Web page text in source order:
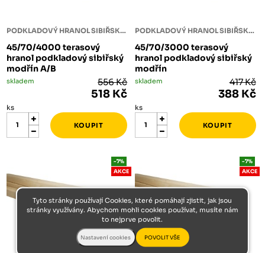
PODKLADOVÝ HRANOL SIBIŘSKÝ MODŘÍN
45/70/4000 terasový
hranol podkladový sibiřský
modřín A/B
skladem 556 Kč
518 Kč
ks
PODKLADOVÝ HRANOL SIBIŘSKÝ MODŘÍN
45/70/3000 terasový
hranol podkladový sibiřský
modřín
skladem 417 Kč
388 Kč
ks
-7%
AKCE
-7%
AKCE
Tyto stránky používají Cookies, které pomáhají zjistit, jak jsou
stránky využívány. Abychom mohli cookies používat, musíte nám
to nejprve povolit.